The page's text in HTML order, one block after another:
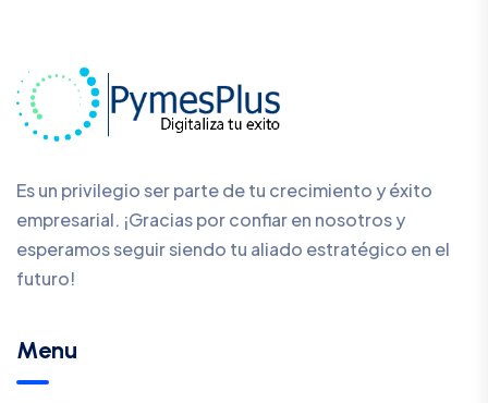
Es un privilegio ser parte de tu crecimiento y éxito
empresarial. ¡Gracias por confiar en nosotros y
esperamos seguir siendo tu aliado estratégico en el
futuro!
Menu